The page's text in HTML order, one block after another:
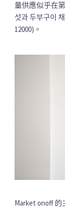
量供應似乎在
섯과 두부구이
12000)。
Market onoff